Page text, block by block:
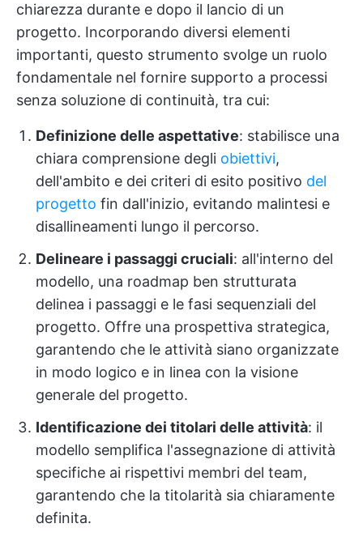
chiarezza durante e dopo il lancio di un
progetto. Incorporando diversi elementi
importanti, questo strumento svolge un ruolo
fondamentale nel fornire supporto a processi
senza soluzione di continuità, tra cui:
Definizione delle aspettative: stabilisce una
chiara comprensione degli obiettivi,
dell'ambito e dei criteri di esito positivo del
progetto fin dall'inizio, evitando malintesi e
disallineamenti lungo il percorso.
Delineare i passaggi cruciali: all'interno del
modello, una roadmap ben strutturata
delinea i passaggi e le fasi sequenziali del
progetto. Offre una prospettiva strategica,
garantendo che le attività siano organizzate
in modo logico e in linea con la visione
generale del progetto.
Identificazione dei titolari delle attività: il
modello semplifica l'assegnazione di attività
specifiche ai rispettivi membri del team,
garantendo che la titolarità sia chiaramente
definita.